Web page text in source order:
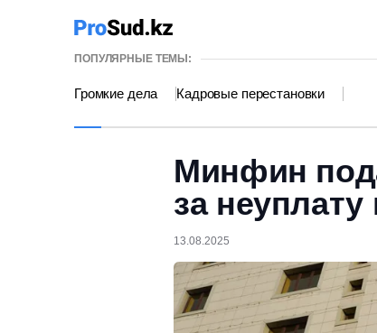
ПОПУЛЯРНЫЕ ТЕМЫ:
Громкие дела Кадровые перестановки
Минфин
за неуплату
13.08.2025